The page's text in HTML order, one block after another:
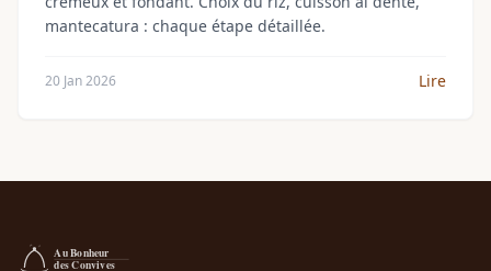
mantecatura : chaque étape détaillée.
20 Jan 2026 Lire